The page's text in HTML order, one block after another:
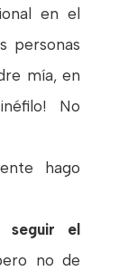
en el
personas
mía, en
No
hago
seguir el
no de